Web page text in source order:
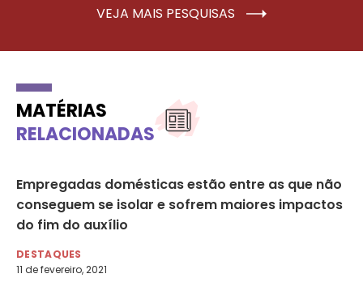
VEJA MAIS PESQUISAS
MATÉRIAS
RELACIONADAS
Empregadas domésticas estão entre as que não
conseguem se isolar e sofrem maiores impactos
do fim do auxílio
DESTAQUES
11 de fevereiro, 2021